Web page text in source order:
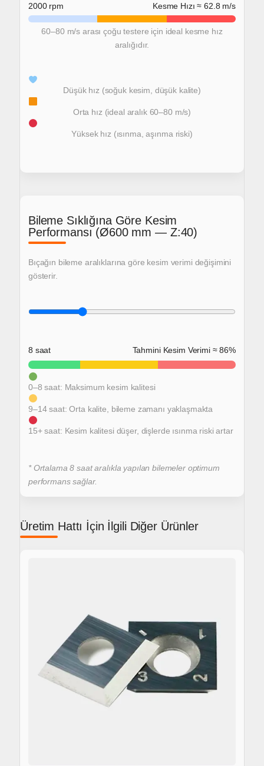
2000 rpm Kesme Hızı ≈ 62.8 m/s
60–80 m/s arası çoğu testere için ideal kesme hız
aralığıdır.
Düşük hız (soğuk kesim, düşük kalite)
Orta hız (ideal aralık 60–80 m/s)
Yüksek hız (ısınma, aşınma riski)
Bileme Sıklığına Göre Kesim
Performansı (Ø600 mm — Z:40)
Bıçağın bileme aralıklarına göre kesim verimi değişimini
gösterir.
8 saat Tahmini Kesim Verimi ≈ 86%
0–8 saat: Maksimum kesim kalitesi
9–14 saat: Orta kalite, bileme zamanı yaklaşmakta
15+ saat: Kesim kalitesi düşer, dişlerde ısınma riski artar
* Ortalama 8 saat aralıkla yapılan bilemeler optimum
performans sağlar.
Üretim Hattı İçin İlgili Diğer Ürünler